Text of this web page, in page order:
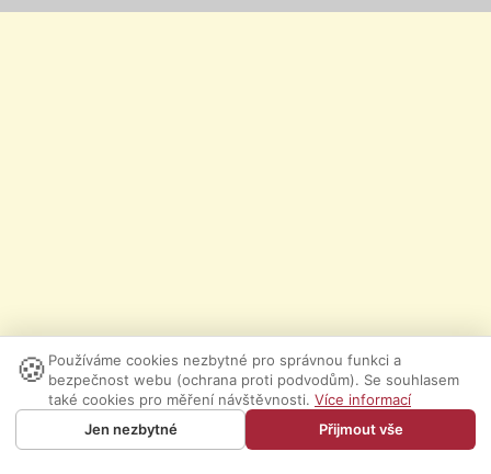
🍪 Používáme cookies nezbytné pro správnou funkci a
bezpečnost webu (ochrana proti podvodům). Se souhlasem
také cookies pro měření návštěvnosti. Více informací
Jen nezbytné
Přijmout vše